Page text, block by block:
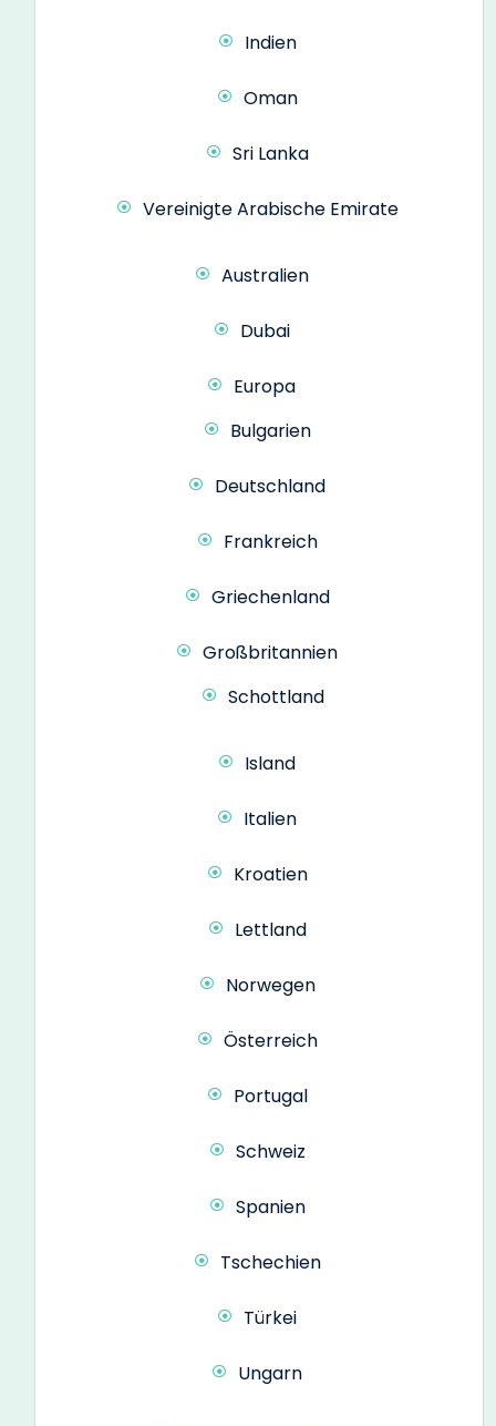
Indien
Oman
Sri Lanka
Vereinigte Arabische Emirate
Australien
Dubai
Europa
Bulgarien
Deutschland
Frankreich
Griechenland
Großbritannien
Schottland
Island
Italien
Kroatien
Lettland
Norwegen
Österreich
Portugal
Schweiz
Spanien
Tschechien
Türkei
Ungarn